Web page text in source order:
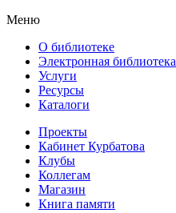
Меню
О библиотеке
Электронная библиотека
Услуги
Ресурсы
Каталоги
Проекты
Кабинет Курбатова
Клубы
Коллегам
Магазин
Книга памяти